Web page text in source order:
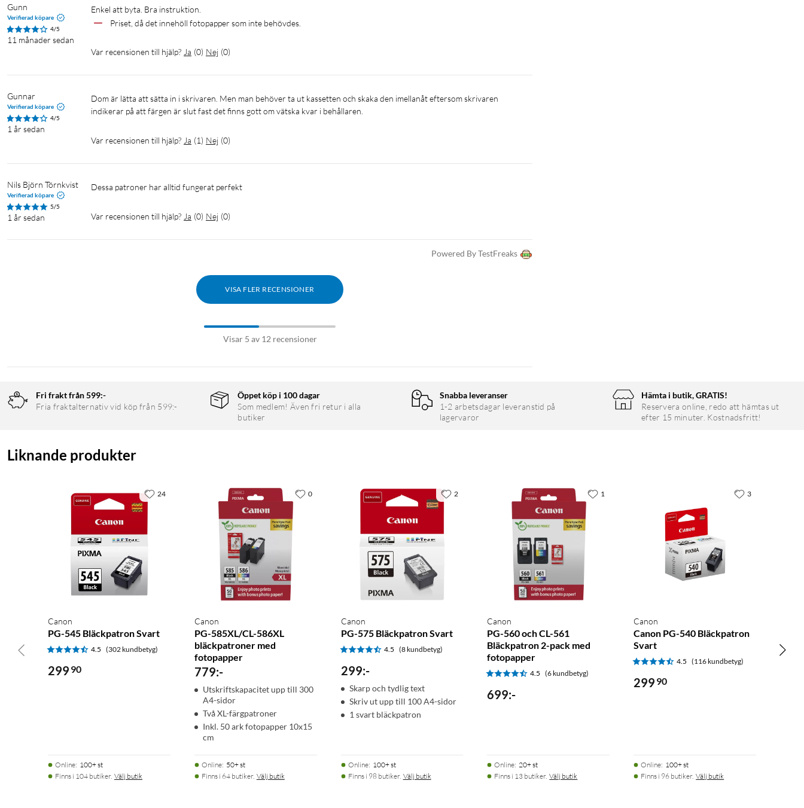
Gunn
Verifierad köpare
4/5
11 månader sedan
Enkel att byta. Bra instruktion.
Priset, då det innehöll fotopapper som inte behövdes.
Var recensionen till hjälp? Ja (0) Nej (0)
Gunnar
Verifierad köpare
4/5
1 år sedan
Dom är lätta att sätta in i skrivaren. Men man behöver ta ut kassetten och skaka den imellanåt eftersom skrivaren
indikerar på att färgen är slut fast det finns gott om vätska kvar i behållaren.
Var recensionen till hjälp? Ja (1) Nej (0)
Nils Björn Törnkvist
Verifierad köpare
5/5
1 år sedan
Dessa patroner har alltid fungerat perfekt
Var recensionen till hjälp? Ja (0) Nej (0)
Powered By TestFreaks
VISA FLER RECENSIONER
Visar 5 av 12 recensioner
Fri frakt från 599:-
Fria fraktalternativ vid köp från 599:-
Öppet köp i 100 dagar
Som medlem! Även fri retur i alla
butiker
Snabba leveranser
1-2 arbetsdagar leveranstid på
lagervaror
Hämta i butik, GRATIS!
Reservera online, redo att hämtas ut
efter 15 minuter. Kostnadsfritt!
Liknande produkter
Canon
PG-545 Bläckpatron Svart
4.5 (302 kundbetyg)
299 90
Online: 100+ st
Finns i 104 butiker. Välj butik
24
Canon
PG-585XL/CL-586XL
bläckpatroner med
fotopapper
779:-
Utskriftskapacitet upp till 300
A4-sidor
Två XL-färgpatroner
Inkl. 50 ark fotopapper 10x15
cm
Online: 50+ st
Finns i 64 butiker. Välj butik
0
Canon
PG-575 Bläckpatron Svart
4.5 (8 kundbetyg)
299:-
Skarp och tydlig text
Skriv ut upp till 100 A4-sidor
1 svart bläckpatron
Online: 100+ st
Finns i 98 butiker. Välj butik
2
Canon
PG-560 och CL-561
Bläckpatron 2-pack med
fotopapper
4.5 (6 kundbetyg)
699:-
Online: 20+ st
Finns i 13 butiker. Välj butik
1
Canon
Canon PG-540 Bläckpatron
Svart
4.5 (116 kundbetyg)
299 90
Online: 100+ st
Finns i 96 butiker. Välj butik
3